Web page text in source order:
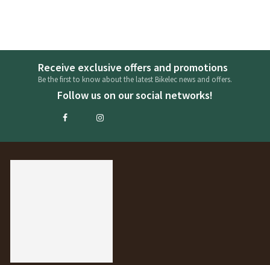
Receive exclusive offers and promotions
Be the first to know about the latest Bikelec news and offers.
Follow us on our social networks!